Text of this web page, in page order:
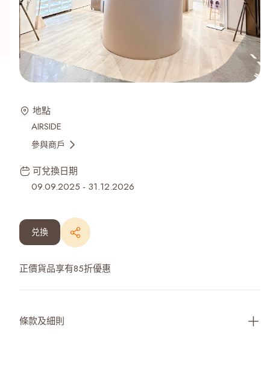
地點
AIRSIDE
參與商戶
可兌換日期
09.09.2025 - 31.12.2026
兑換
正價貨品享有85折優惠
條款及細則